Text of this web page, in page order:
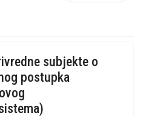
subjekte o
postupka